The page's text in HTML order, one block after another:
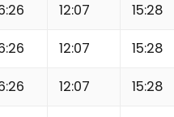
12:07 15:28
12:07 15:28
12:07 15:28